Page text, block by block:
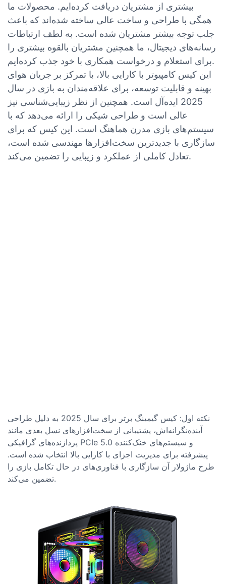
بیشتری از مشتریان دریافت کرده‌ایم. محصولات ما
همگی با طراحی و ساخت عالی ساخته شده‌اند که باعث
جلب توجه بیشتر مشتریان شده است. به لطف ارتباطات
رسانه‌های دیجیتال، ما همچنین مشتریان بالقوه بیشتری را
برای استعلام و درخواست همکاری با خود جذب کرده‌ایم.
این کیس کامپیوتر با کارایی بالا، با تمرکز بر جریان هوای
بهینه و قابلیت توسعه، برای علاقه‌مندان به بازی در سال
2025 ایده‌آل است. همچنین از نظر زیبایی‌شناسی نیز
عالی است و طراحی شیکی را ارائه می‌دهد که با
سیستم‌های بازی مدرن هماهنگ است. این کیس که برای
سازگاری با جدیدترین سخت‌افزارها مهندسی شده است،
تعادل کاملی از عملکرد و زیبایی را تضمین می‌کند.
نکته اول: کیس گیمینگ برتر برای سال 2025 به دلیل طراحی
آینده‌نگرانه‌اش، پشتیبانی از سخت‌افزارهای نسل بعدی مانند
پردازنده‌های گرافیکی PCIe 5.0 و سیستم‌های خنک‌کننده
پیشرفته برای مدیریت اجزای با کارایی بالا انتخاب شده است.
طرح ماژولار آن سازگاری با فناوری‌های در حال تکامل بازی را
تضمین می‌کند.